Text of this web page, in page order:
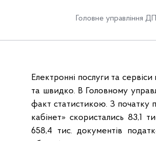
Головне управління
Електронні послуги та
та швидко. В Головному
факт статистикою. З початку
кабінет» скористались 83,1
658,4 тис. документів